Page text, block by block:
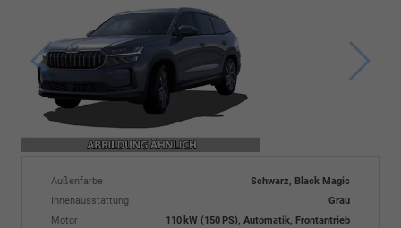
Außenfarbe
Schwarz, Black Magic
Innenausstattung
Grau
Motor
110 kW (150 PS), Automatik, Frontantrieb